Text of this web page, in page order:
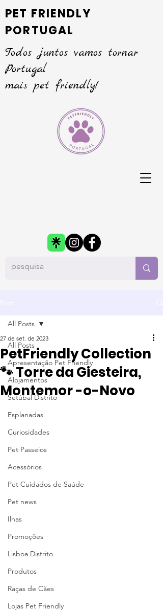
PET FRIENDLY
PORTUGAL
Todos juntos vamos tornar
Portugal
mais pet friendly!
All Posts
Apresentação Pet Friendly
Alojamentos
Setúbal Distrito
Esplanadas
Curiosidades
Pet Passeios
Acessórios
Pet Cuidados de Saúde
Pet news
Ilhas
Promoções
Lisboa Distrito
Produtos
Raças de Cães
Lojas Pet Friendly
All Posts
PetFriendly Collection
🐾 Torre da Giesteira,
Montemor -o-Novo
27 de set. de 2023